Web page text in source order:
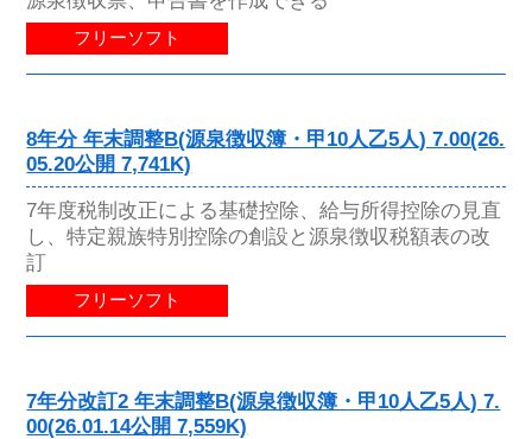
フリーソフト
8年分 年末調整B(源泉徴収簿・甲10人乙5人) 7.00(26.
05.20公開 7,741K)
7年度税制改正による基礎控除、給与所得控除の見直
し、特定親族特別控除の創設と源泉徴収税額表の改
訂
フリーソフト
7年分改訂2 年末調整B(源泉徴収簿・甲10人乙5人) 7.
00(26.01.14公開 7,559K)